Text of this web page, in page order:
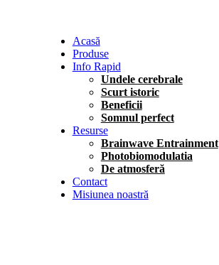
Acasă
Produse
Info Rapid
Undele cerebrale
Scurt istoric
Beneficii
Somnul perfect
Resurse
Brainwave Entrainment
Photobiomodulatia
De atmosferă
Contact
Misiunea noastră